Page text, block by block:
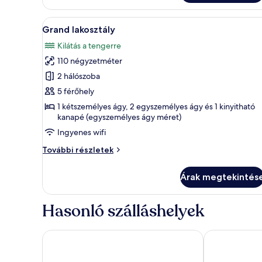
részletei
A
következő
szoba
összes
képének
megtekintése:
Grand
lakosztály
Grand lakosztály | Minibár
9
Grand lakosztály
Kilátás a tengerre
110 négyzetméter
2 hálószoba
5 férőhely
1 kétszemélyes ágy, 2 egyszemélyes ágy és 1 kinyitható
kanapé (egyszemélyes ágy méret)
Ingyenes wifi
További részletek
Grand
Árak
Hasonló szálláshelyek
La Quinta by Wyndham Bodrum Başka Resort